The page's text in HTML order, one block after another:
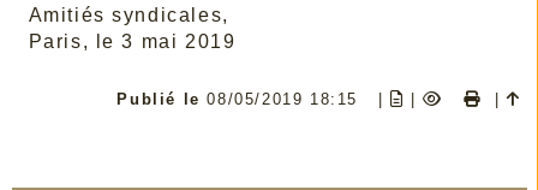
Amitiés syndicales,
Paris, le 3 mai 2019
Publié le08/05/2019 18:15 | | |